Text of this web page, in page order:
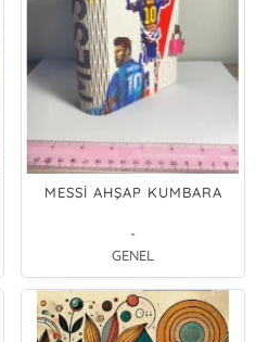
MESSİ AHŞAP KUMBARA
-
GENEL